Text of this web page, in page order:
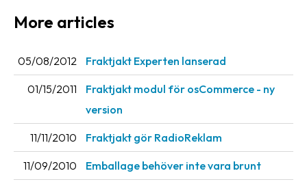
Media
Job
&
News
archive
Contact
More articles
05/08/2012 Fraktjakt Experten lanserad
01/15/2011
Fraktjakt modul för osCommerce - ny
version
11/11/2010 Fraktjakt gör RadioReklam
11/09/2010 Emballage behöver inte vara brunt